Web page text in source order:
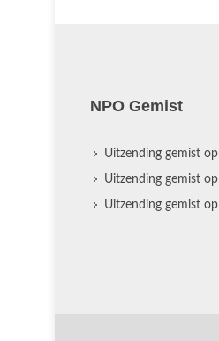
NPO Gemist
Uitzending gemist
Uitzending gemist
Uitzending gemist